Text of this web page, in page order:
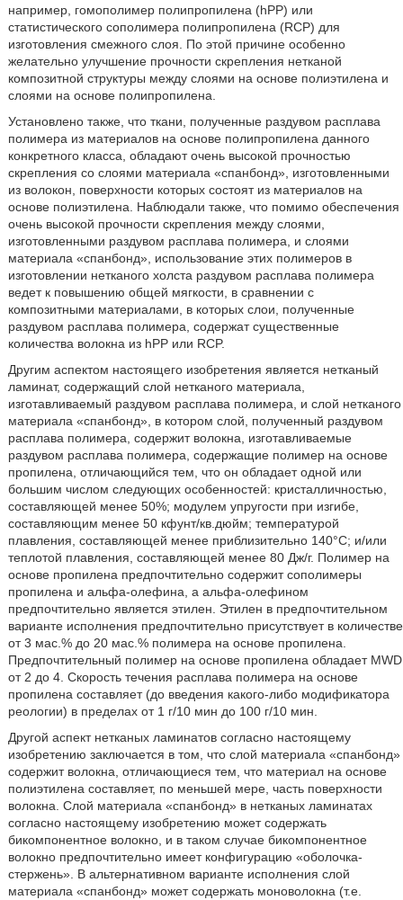
например, гомополимер полипропилена (hPP) или
статистического сополимера полипропилена (RCP) для
изготовления смежного слоя. По этой причине особенно
желательно улучшение прочности скрепления нетканой
композитной структуры между слоями на основе полиэтилена и
слоями на основе полипропилена.
Установлено также, что ткани, полученные раздувом расплава
полимера из материалов на основе полипропилена данного
конкретного класса, обладают очень высокой прочностью
скрепления со слоями материала «спанбонд», изготовленными
из волокон, поверхности которых состоят из материалов на
основе полиэтилена. Наблюдали также, что помимо обеспечения
очень высокой прочности скрепления между слоями,
изготовленными раздувом расплава полимера, и слоями
материала «спанбонд», использование этих полимеров в
изготовлении нетканого холста раздувом расплава полимера
ведет к повышению общей мягкости, в сравнении с
композитными материалами, в которых слои, полученные
раздувом расплава полимера, содержат существенные
количества волокна из hPP или RCP.
Другим аспектом настоящего изобретения является нетканый
ламинат, содержащий слой нетканого материала,
изготавливаемый раздувом расплава полимера, и слой нетканого
материала «спанбонд», в котором слой, полученный раздувом
расплава полимера, содержит волокна, изготавливаемые
раздувом расплава полимера, содержащие полимер на основе
пропилена, отличающийся тем, что он обладает одной или
большим числом следующих особенностей: кристалличностью,
составляющей менее 50%; модулем упругости при изгибе,
составляющим менее 50 кфунт/кв.дюйм; температурой
плавления, составляющей менее приблизительно 140°C; и/или
теплотой плавления, составляющей менее 80 Дж/г. Полимер на
основе пропилена предпочтительно содержит сополимеры
пропилена и альфа-олефина, а альфа-олефином
предпочтительно является этилен. Этилен в предпочтительном
варианте исполнения предпочтительно присутствует в количестве
от 3 мас.% до 20 мас.% полимера на основе пропилена.
Предпочтительный полимер на основе пропилена обладает MWD
от 2 до 4. Скорость течения расплава полимера на основе
пропилена составляет (до введения какого-либо модификатора
реологии) в пределах от 1 г/10 мин до 100 г/10 мин.
Другой аспект нетканых ламинатов согласно настоящему
изобретению заключается в том, что слой материала «спанбонд»
содержит волокна, отличающиеся тем, что материал на основе
полиэтилена составляет, по меньшей мере, часть поверхности
волокна. Слой материала «спанбонд» в нетканых ламинатах
согласно настоящему изобретению может содержать
бикомпонентное волокно, и в таком случае бикомпонентное
волокно предпочтительно имеет конфигурацию «оболочка-
стержень». В альтернативном варианте исполнения слой
материала «спанбонд» может содержать моноволокна (т.е.